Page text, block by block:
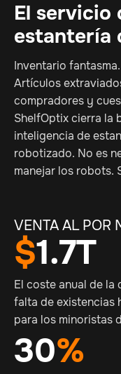
El servicio
estantería
Inventario
Artículos
compradores y
ShelfOptix cierra la
inteligencia de
robotizado. No es
manejar los robots.
VENTA AL POR
$1.7T
El coste anual de
falta de existencias
para los minoristas
30%